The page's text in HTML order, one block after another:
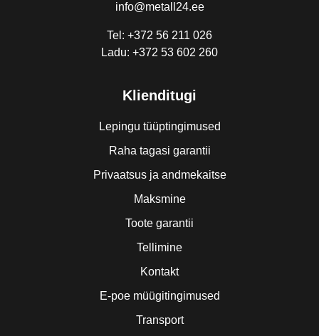
info@metall24.ee
Tel: +372 56 211 026
Ladu: +372 53 602 260
Klienditugi
Lepingu tüüptingimused
Raha tagasi garantii
Privaatsus ja andmekaitse
Maksmine
Toote garantii
Tellimine
Kontakt
E-poe müügitingimused
Transport